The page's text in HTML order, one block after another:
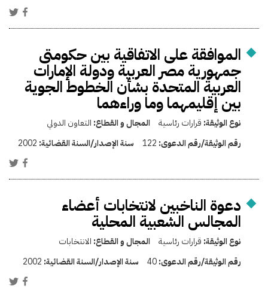
الموافقة على الاتفاقية بين حكومتى
جمهورية مصر العربية ودولة الإمارات
العربية المتحدة بشأن الخطوط الجوية
بين إقليمهما وما وراءهما
نوع الوثيقة: قرارات رئاسية المجال و القطاع: التعاون الدولي
رقم الوثيقة/رقم الدعوى: 122 سنة الإصدار/السنة القضائية: 2002
دعوة الناخبين لانتخابات أعضاء
المجالس الشعبية المحلية
نوع الوثيقة: قرارات رئاسية المجال و القطاع: الانتخابات
رقم الوثيقة/رقم الدعوى:40 سنة الإصدار/السنة القضائية: 2002